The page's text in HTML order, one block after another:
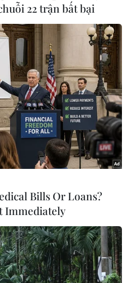
(Vietnam+)
#Futsal Nga
22 trận bất bại
Bills Or Loans?
Immediately